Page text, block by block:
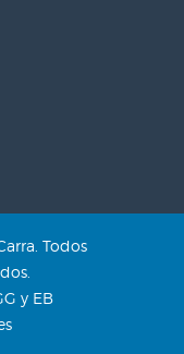
Todos
y EB